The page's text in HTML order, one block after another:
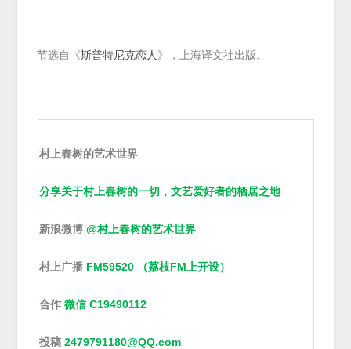
节选自《斯普特尼克恋人 》，上海译文社出版。
村上春树的艺术世界
分享关于村上春树的一切，文艺爱好者的栖居之地
新浪微博 @村上春树的艺术世界
村上广播FM59520 （荔枝FM上开设）
合作 微信 C19490112
投稿 2479791180@QQ.com